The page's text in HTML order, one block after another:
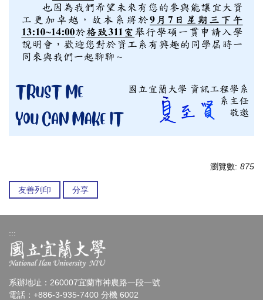
瀏覽數: 875
友善列印 分享
:::
系辦地址：260007宜蘭市神農路一段一號
電話：+886-3-935-7400 分機 6002